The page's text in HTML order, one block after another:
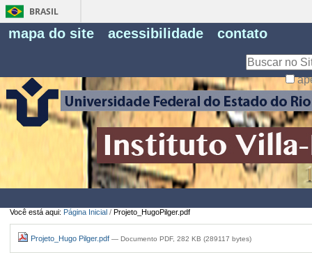
BRASIL
mapa do site acessibilidade contato
Você está aqui: Página Inicial / Projeto_HugoPilger.pdf
Projeto_Hugo Pilger.pdf — Documento PDF, 282 KB (289117 bytes)